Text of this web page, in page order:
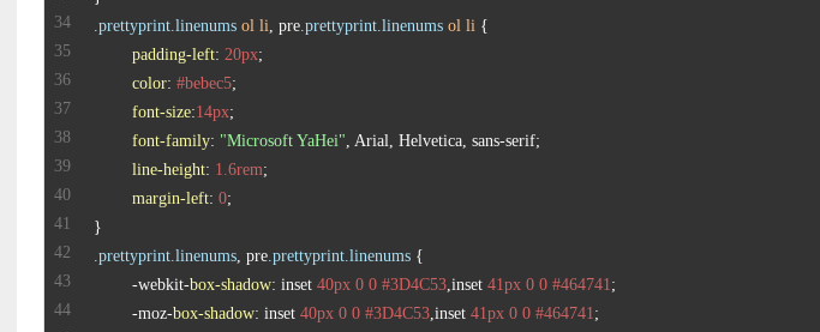
.prettyprint.linenums ol li, pre.prettyprint.linenums ol li
padding-left: 20px
color: #bebec5
font-size:14px
font-family: "Microsoft YaHei"
line-height: 1.6rem
margin-left: 0
.prettyprint.linenums, pre.prettyprint.linenums
	-webkit-
box-shadow: inset 40px 0 0 #3D4C53,inset 41px 0 0 #464741
	-moz-
box-shadow: inset 40px 0 0 #3D4C53,inset 41px 0 0 #464741